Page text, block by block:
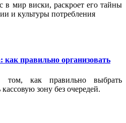
в мир виски, раскроет его тайны
и культуры потребления
как правильно организовать
том, как правильно выбрать
зону без очередей.